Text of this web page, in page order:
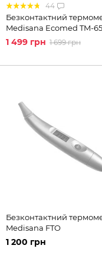
44
Безконтактний
Medisana Ecomed TM-
1 499 грн 1 699 грн
Безконтактний
Medisana FTO
1 200 грн